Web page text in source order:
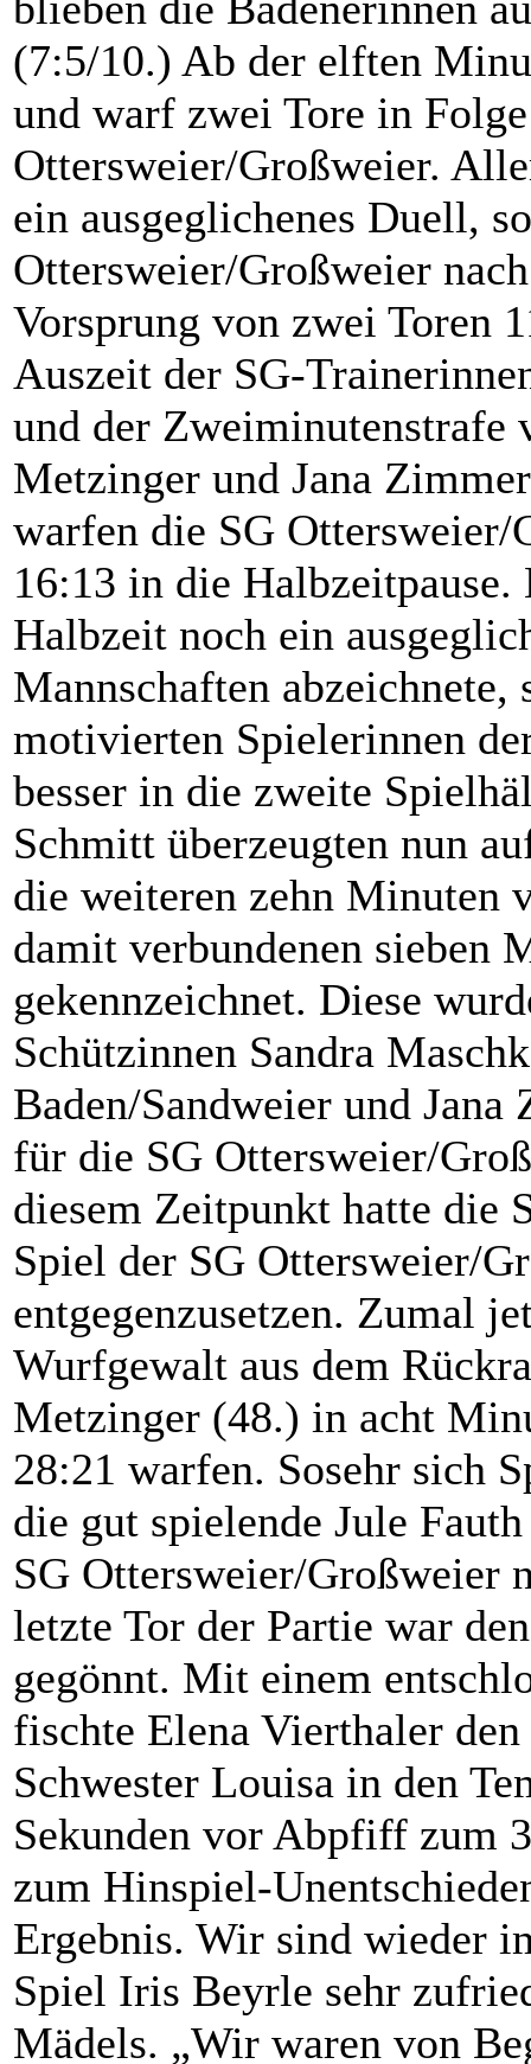
(7:5/10.) Ab der elften
und warf zwei Tore in
Ottersweier/Großweier.
ein ausgeglichenes Duell,
Ottersweier/Großweier
Vorsprung von zwei Toren
Auszeit der SG-
und der Zweiminutenstrafe
Metzinger und Jana
warfen die SG
16:13 in die
Halbzeit noch ein
Mannschaften
motivierten Spielerinnen
besser in die zweite
Schmitt überzeugten nun
die weiteren zehn Minuten
damit verbundenen sieben
gekennzeichnet. Diese
Schützinnen Sandra
Baden/Sandweier und
für die SG Ottersweier/
diesem Zeitpunkt hatte die
Spiel der SG Ottersweier/
entgegenzusetzen. Zumal
Wurfgewalt aus dem
Metzinger (48.) in acht
28:21 warfen. Sosehr sich
die gut spielende Jule
SG Ottersweier/Großweier
letzte Tor der Partie war
gegönnt. Mit einem
fischte Elena Vierthaler
Schwester Louisa in den
Sekunden vor Abpfiff zum
zum Hinspiel-
Ergebnis. Wir sind wieder
Spiel Iris Beyrle sehr
Mädels. „Wir waren von